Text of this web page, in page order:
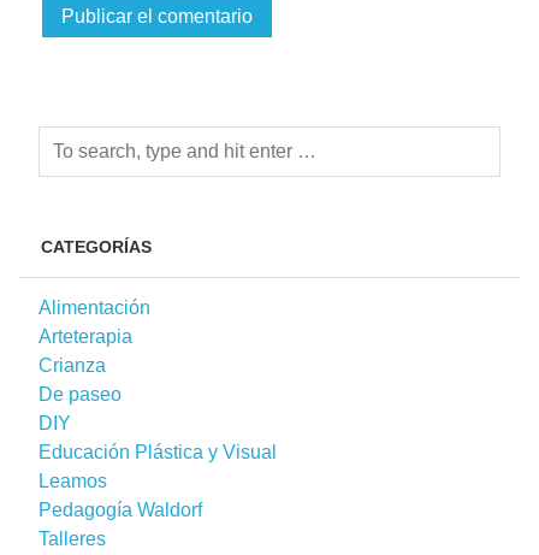
CATEGORÍAS
Alimentación
Arteterapia
Crianza
De paseo
DIY
Educación Plástica y Visual
Leamos
Pedagogía Waldorf
Talleres